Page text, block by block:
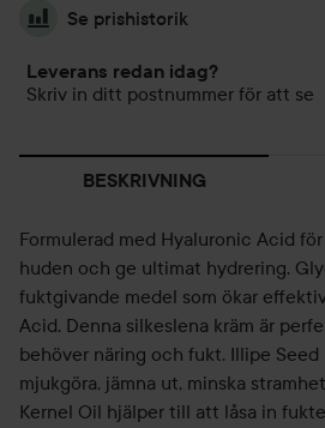
Se prishistorik
Leverans redan idag?
Skriv in ditt postnummer för att se
BESKRIVNING
Formulerad med Hyaluronic Acid
huden och ge ultimat hydrering.
fuktgivande medel som ökar
Acid. Denna silkeslena kräm är
behöver näring och fukt. Illipe
mjukgöra, jämna ut, minska
Kernel Oil hjälper till att låsa in